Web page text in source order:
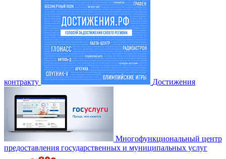
контракту Достижения
Многофункциональный центр
предоставления государственных и муниципальных услуг